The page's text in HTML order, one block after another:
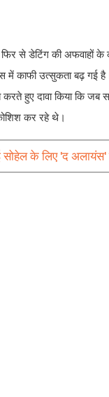
से डेटिंग की अफवाहों के
में काफी उत्सुकता बढ़ गई
हुए दावा किया कि
कर रहे थे।
सोहेल के लिए 'द